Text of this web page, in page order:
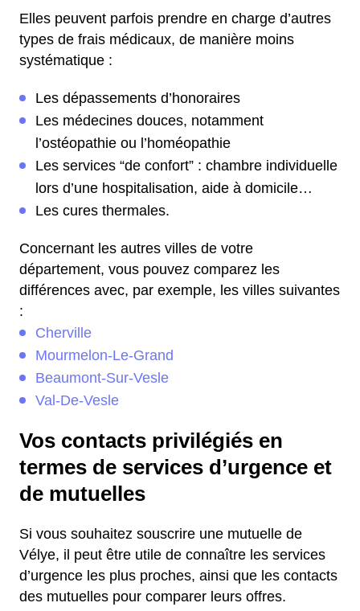
Elles peuvent parfois prendre en charge d’autres
types de frais médicaux, de manière moins
systématique :
Les dépassements d’honoraires
Les médecines douces, notamment
l’ostéopathie ou l’homéopathie
Les services “de confort” : chambre individuelle
lors d’une hospitalisation, aide à domicile…
Les cures thermales.
Concernant les autres villes de votre
département, vous pouvez comparez les
différences avec, par exemple, les villes suivantes
:
Cherville
Mourmelon-Le-Grand
Beaumont-Sur-Vesle
Val-De-Vesle
Vos contacts privilégiés en
termes de services d’urgence et
de mutuelles
Si vous souhaitez souscrire une mutuelle de
Vélye, il peut être utile de connaître les services
d’urgence les plus proches, ainsi que les contacts
des mutuelles pour comparer leurs offres.